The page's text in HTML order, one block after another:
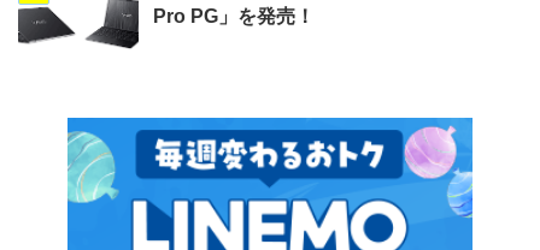
Pro PG」を発売！